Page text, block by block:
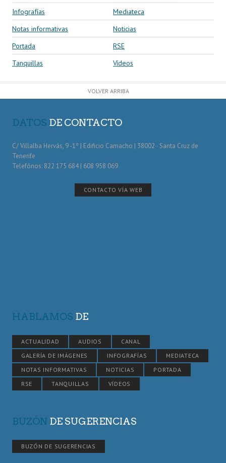
Infografías
Mediateca
Notas informativas
Noticias
Portada
RSE
Tanquillas
Vídeos
VOLVER ARRIBA
DATOS DE CONTACTO
C/ Villalba Hervás, 9 -1º | Edificio Camacho | 38002 · Santa Cruz de
Tenerife
Telefónos: 822 175 684 | 608 958 069
CONTACTO VÍA WEB
HABLAMOS DE
ACTUALIDAD AUDIOS
CANAL
GALERÍA DE IMÁGENES
INFOGRAFÍAS
MEDIATECA
NOTAS INFORMATIVAS
NOTICIAS
PORTADA
RSE
TANQUILLAS VÍDEOS
BUZÓN DE SUGERENCIAS
BUZÓN DE SUGERENCIAS